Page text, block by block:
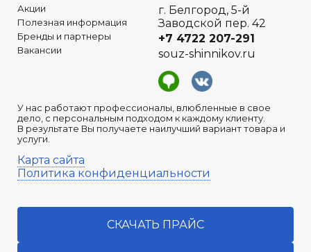
Акции
Полезная информация
Бренды и партнеры
Вакансии
У нас работают профессионалы, влюбленные в свое
дело, с персональным подходом к каждому клиенту.
В результате Вы получаете наилучший вариант товара и
услуги.
Карта сайта
Политика конфиденциальности
г. Белгород, 5-й
Заводской пер. 42
+7 4722 207-291
souz-shinnikov.ru
СКАЧАТЬ ПРАЙС